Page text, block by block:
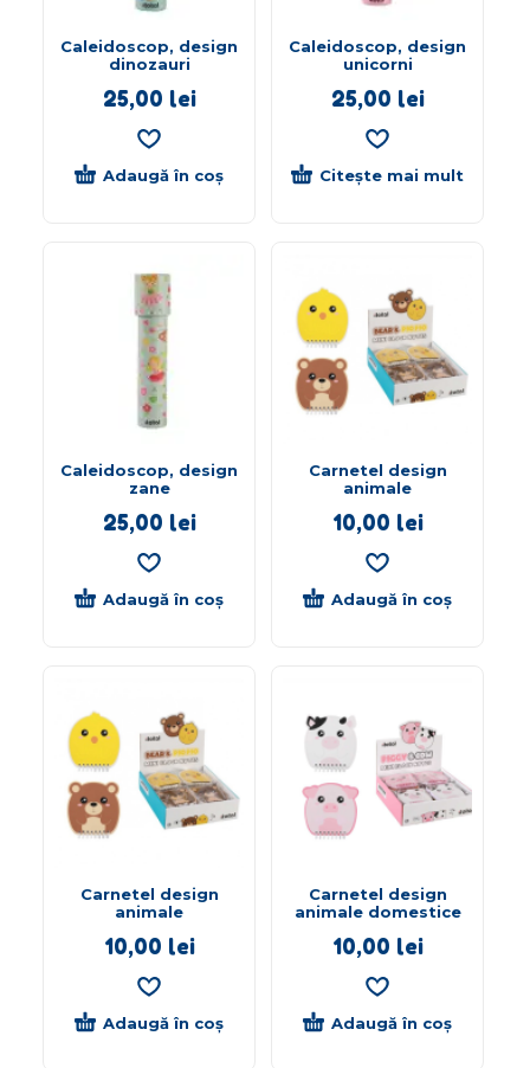
Caleidoscop, design
dinozauri
25,00 lei
Adaugă în coș
Caleidoscop, design
unicorni
25,00 lei
Citește mai mult
Caleidoscop, design
zane
25,00 lei
Adaugă în coș
Carnetel design
animale
10,00 lei
Adaugă în coș
Carnetel design
animale
10,00 lei
Adaugă în coș
Carnetel design
animale domestice
10,00 lei
Adaugă în coș